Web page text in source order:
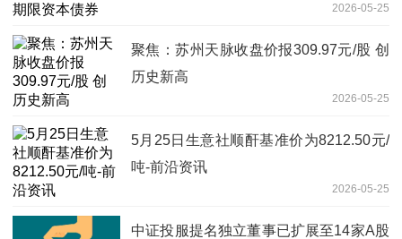
2026-05-25
聚焦：苏州天脉收盘价报309.97元/股 创
历史新高
2026-05-25
5月25日生意社顺酐基准价为8212.50元/
吨-前沿资讯
2026-05-25
中证投服提名独立董事已扩展至14家A股